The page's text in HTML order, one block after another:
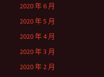
2020 年 6 月
2020 年 5 月
2020 年 4 月
2020 年 3 月
2020 年 2 月